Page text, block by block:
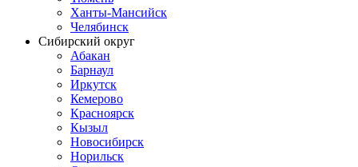
Ханты-Мансийск
Челябинск
Сибирский округ
Абакан
Барнаул
Иркутск
Кемерово
Красноярск
Кызыл
Новосибирск
Норильск